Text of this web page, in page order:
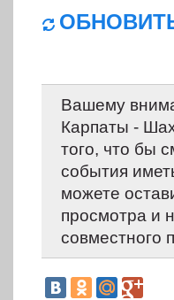
Вашему
Карпаты -
того, что бы
события
можете
просмотра и
совместного